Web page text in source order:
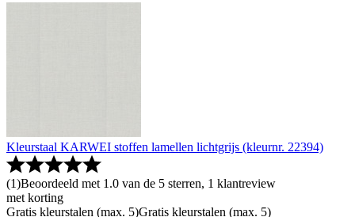
Kleurstaal KARWEI stoffen lamellen lichtgrijs (kleurnr. 22394)
(1)Beoordeeld met 1.0 van de 5 sterren, 1 klantreview
met korting
Gratis kleurstalen (max. 5)Gratis kleurstalen (max. 5)